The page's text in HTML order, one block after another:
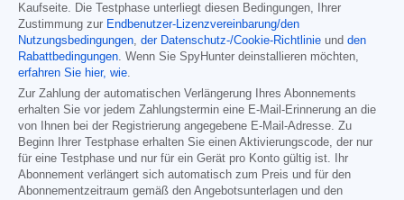
Kaufseite. Die Testphase unterliegt diesen Bedingungen, Ihrer
Zustimmung zur Endbenutzer-Lizenzvereinbarung/den
Nutzungsbedingungen, der Datenschutz-/Cookie-Richtlinie und den
Rabattbedingungen. Wenn Sie SpyHunter deinstallieren möchten,
erfahren Sie hier, wie.
Zur Zahlung der automatischen Verlängerung Ihres Abonnements
erhalten Sie vor jedem Zahlungstermin eine E-Mail-Erinnerung an die
von Ihnen bei der Registrierung angegebene E-Mail-Adresse. Zu
Beginn Ihrer Testphase erhalten Sie einen Aktivierungscode, der nur
für eine Testphase und nur für ein Gerät pro Konto gültig ist. Ihr
Abonnement verlängert sich automatisch zum Preis und für den
Abonnementzeitraum gemäß den Angebotsunterlagen und den